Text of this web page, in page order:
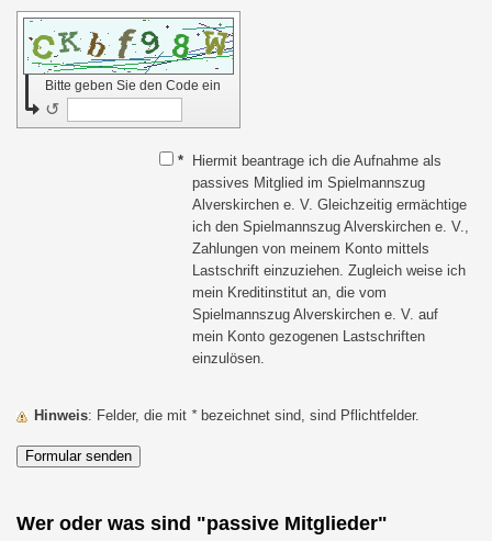
Bitte geben Sie den Code ein
↺
*
Hiermit beantrage ich die Aufnahme als
passives Mitglied im Spielmannszug
Alverskirchen e. V. Gleichzeitig ermächtige
ich den Spielmannszug Alverskirchen e. V.,
Zahlungen von meinem Konto mittels
Lastschrift einzuziehen. Zugleich weise ich
mein Kreditinstitut an, die vom
Spielmannszug Alverskirchen e. V. auf
mein Konto gezogenen Lastschriften
einzulösen.
Hinweis : Felder, die mit *bezeichnet sind, sind Pflichtfelder.
Wer oder was sind "passive Mitglieder"